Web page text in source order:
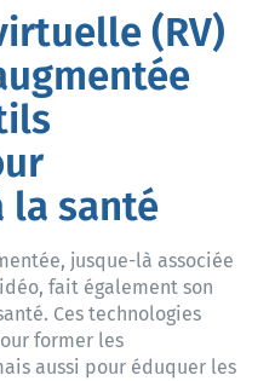
(RV)
la santé
jusque-là associée
fait également son
Ces technologies
former les
aussi pour éduquer les